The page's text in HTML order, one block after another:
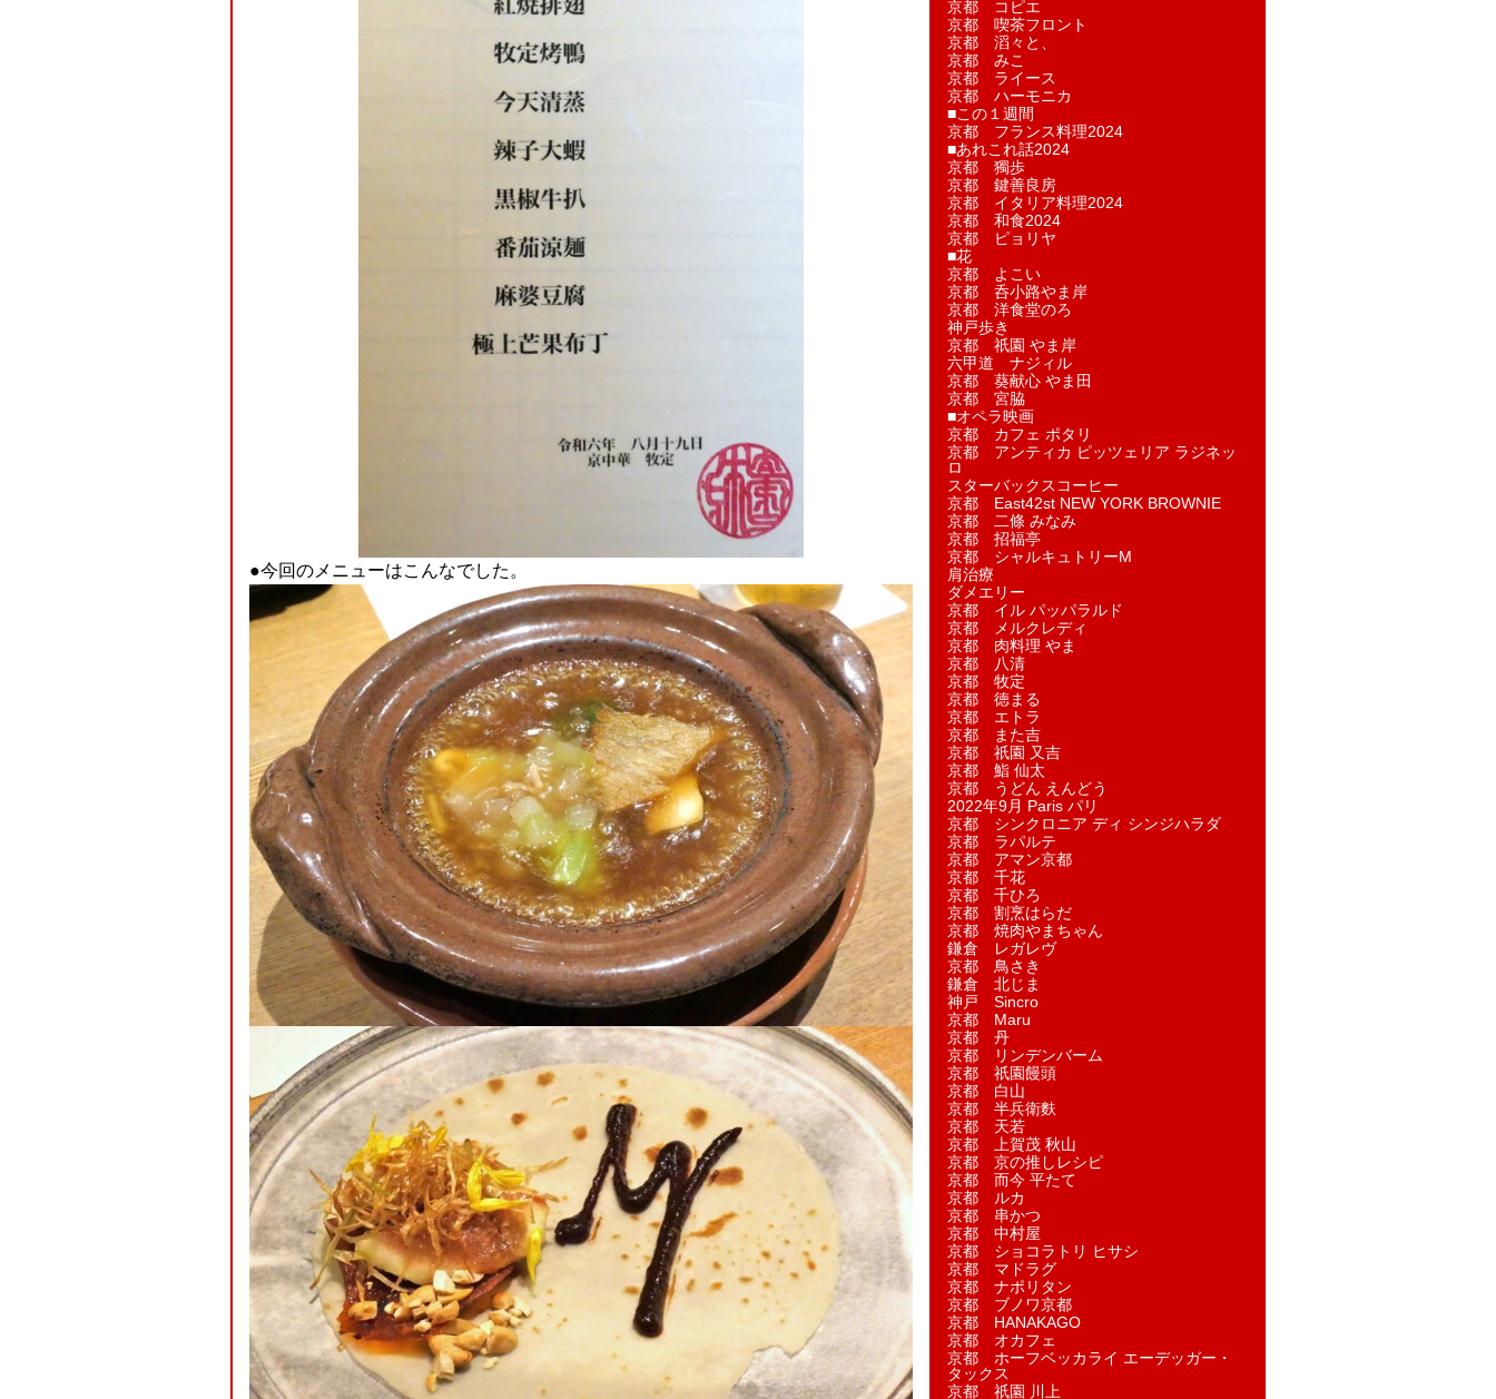
●今回のメニューはこんなでした。
京都 コピエ
京都 喫茶フロント
京都 滔々と、
京都 みこ
京都 ライース
京都 ハーモニカ
■この１週間
京都 フランス料理2024
■あれこれ話2024
京都 獨歩
京都 鍵善良房
京都 イタリア料理2024
京都 和食2024
京都 ピョリヤ
■花
京都 よこい
京都 呑小路やま岸
京都 洋食堂のろ
神戸歩き
京都 祇園 やま岸
六甲道 ナジィル
京都 葵献心 やま田
京都 宮脇
■オペラ映画
京都 カフェ ポタリ
京都 アンティカ ピッツェリア ラジネッ
ロ
スターバックスコーヒー
京都 East42st NEW YORK BROWNIE
京都 二條 みなみ
京都 招福亭
京都 シャルキュトリーM
肩治療
ダメエリー
京都 イル パッパラルド
京都 メルクレディ
京都 肉料理 やま
京都 八清
京都 牧定
京都 徳まる
京都 エトラ
京都 また吉
京都 祇園 又吉
京都 鮨 仙太
京都 うどん えんどう
2022年9月 Paris パリ
京都 シンクロニア ディ シンジハラダ
京都 ラパルテ
京都 アマン京都
京都 千花
京都 千ひろ
京都 割烹はらだ
京都 焼肉やまちゃん
鎌倉 レガレヴ
京都 鳥さき
鎌倉 北じま
神戸 Sincro
京都 Maru
京都 丹
京都 リンデンバーム
京都 祇園饅頭
京都 白山
京都 半兵衛麩
京都 天若
京都 上賀茂 秋山
京都 京の推しレシピ
京都 而今 平たて
京都 ルカ
京都 串かつ
京都 中村屋
京都 ショコラトリ ヒサシ
京都 マドラグ
京都 ナポリタン
京都 ブノワ京都
京都 HANAKAGO
京都 オカフェ
京都 ホーフベッカライ エーデッガー・
タックス
京都 祇園 川上